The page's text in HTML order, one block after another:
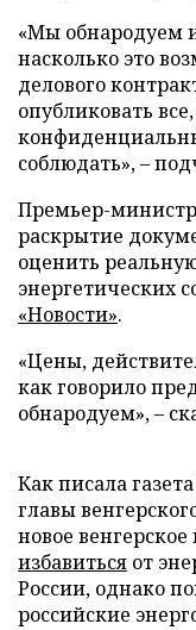
«Мы обнародуем
насколько это
делового
опубликовать
соблюдать», –
Премьер-
раскрытие
оценить
энергетических
«Новости».
«Цены,
как говорило
обнародуем», –
Как писала
главы
новое
избавиться от
России, однако
российские